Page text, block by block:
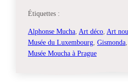
Étiquettes :
Alphonse Mucha Art déco Art
Musée du Luxembourg Gismonda
Musée Moucha à Prague